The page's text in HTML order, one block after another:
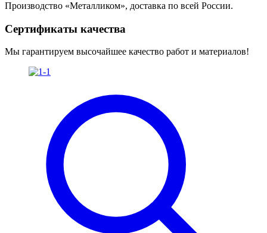
Производство «Металликом», доставка по всей России.
Сертификаты качества
Мы гарантируем высочайшее качество работ и материалов!